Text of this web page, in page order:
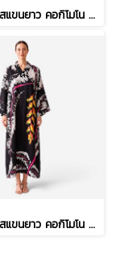
คาฟทานเดรสแขนยาว คอกิโมโน - สีแดง : ลายเจ้าเหมียวจอมซนกับโหลปลาทอง
คาฟทานเดรสแขนยาว คอกิโมโน - สีดำ : ลายดอกเฮลิโคเนีย บนริ้วใบดำ-ขาว